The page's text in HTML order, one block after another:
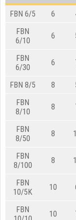
FBN 6/5 6
FBN
6/10
6
FBN
6/30
6
FBN 8/5 8
FBN
8/10
8
FBN
8/50
8
FBN
8/100
8
FBN
10/5K
10
FBN
10